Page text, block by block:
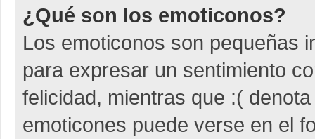
¿Qué son los emoticonos?
Los emoticonos son pequeñas
para expresar un sentimiento
felicidad, mientras que :(
emoticones puede verse en el